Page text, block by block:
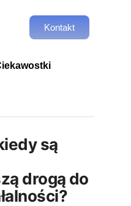
Kontakt
są
drogą do